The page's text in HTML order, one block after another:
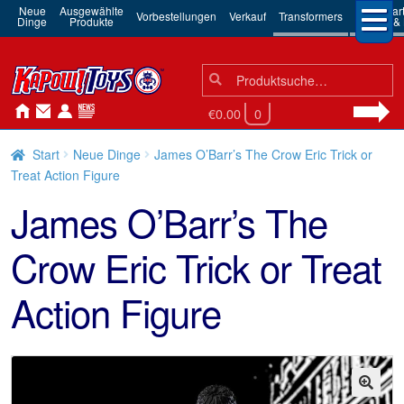
Neue
Dinge
Ausgewählte
Produkte Vorbestellungen Verkauf Transformers 3rd
Robots
Suchen
nach:
Suche
€0.00 0
Start Neue Dinge
James O’Barr’s The Crow Eric Trick or
Treat Action Figure
James O’Barr’s The
Crow Eric Trick or Treat
Action Figure